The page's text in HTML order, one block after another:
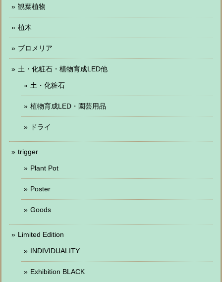
観葉植物
植木
ブロメリア
土・化粧石・植物育成LED他
土・化粧石
植物育成LED・園芸用品
ドライ
trigger
Plant Pot
Poster
Goods
Limited Edition
INDIVIDUALITY
Exhibition BLACK